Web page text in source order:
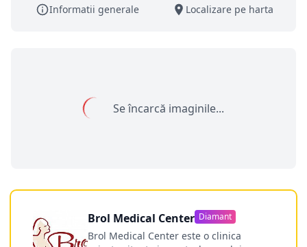
Informatii generale Localizare pe harta
Se încarcă imaginile...
Brol Medical Center Diamant
Brol Medical Center este o clinica